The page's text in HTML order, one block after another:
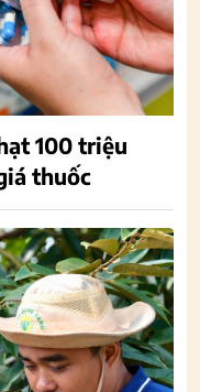
100 triệu
thuốc